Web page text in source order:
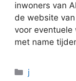
inwoners van
de website
voor eventuele
met name
Categorieën
j